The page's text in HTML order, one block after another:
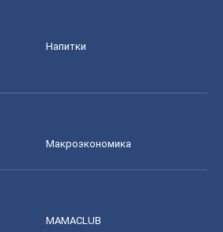
Напитки
Mакроэкономика
MAMACLUB